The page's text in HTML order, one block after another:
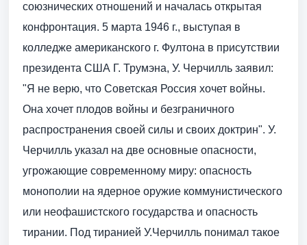
союзнических отношений и началась открытая
конфронтация. 5 марта 1946 г., выступая в
колледже американского г. Фултона в присутствии
президента США Г. Трумэна, У. Черчилль заявил:
"Я не верю, что Советская Россия хочет войны.
Она хочет плодов войны и безграничного
распространения своей силы и своих доктрин". У.
Черчилль указал на две основные опасности,
угрожающие современному миру: опасность
монополии на ядерное оружие коммунистического
или неофашистского государства и опасность
тирании. Под тиранией У.Черчилль понимал такое